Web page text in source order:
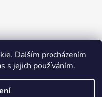
Dalším procházením
s jejich používáním.
recenzí